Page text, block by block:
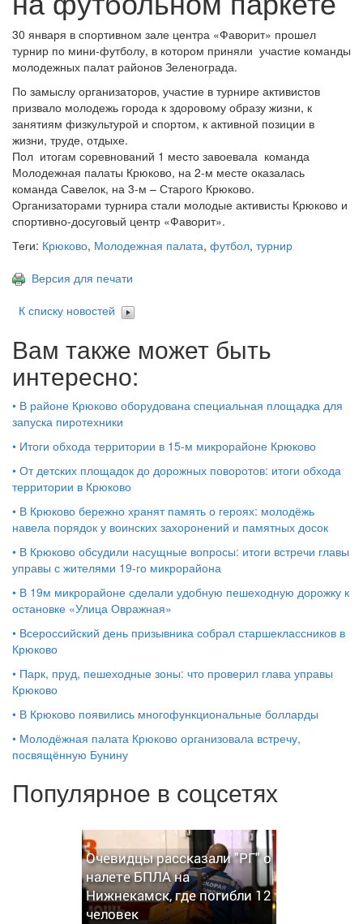
30 января в спортивном зале центра «Фаворит» прошел
турнир по мини-футболу, в котором приняли участие команды
молодежных палат районов Зеленограда.
По замыслу организаторов, участие в турнире активистов
призвало молодежь города к здоровому образу жизни, к
занятиям физкультурой и спортом, к активной позиции в
жизни, труде, отдыхе.
Пол итогам соревнований 1 место завоевала команда
Молодежная палаты Крюково, на 2-м месте оказалась
команда Савелок, на 3-м – Старого Крюково.
Организаторами турнира стали молодые активисты Крюково и
спортивно-досуговый центр «Фаворит».
Теги: Крюково, Молодежная палата, футбол, турнир
Версия для печати
К списку новостей
Вам также может быть
интересно:
• В районе Крюково оборудована специальная площадка для
запуска пиротехники
• Итоги обхода территории в 15‑м микрорайоне Крюково
• От детских площадок до дорожных поворотов: итоги обхода
территории в Крюково
• В Крюково бережно хранят память о героях: молодёжь
навела порядок у воинских захоронений и памятных досок
• В Крюково обсудили насущные вопросы: итоги встречи главы
управы с жителями 19‑го микрорайона
• В 19м микрорайоне сделали удобную пешеходную дорожку к
остановке «Улица Овражная»
• Всероссийский день призывника собрал старшеклассников в
Крюково
• Парк, пруд, пешеходные зоны: что проверил глава управы
Крюково
• В Крюково появились многофункциональные болларды
• Молодёжная палата Крюково организовала встречу,
посвящённую Бунину
Популярное в соцсетях
Очевидцы рассказали "РГ" о
налете БПЛА на
Нижнекамск, где погибли 12
человек